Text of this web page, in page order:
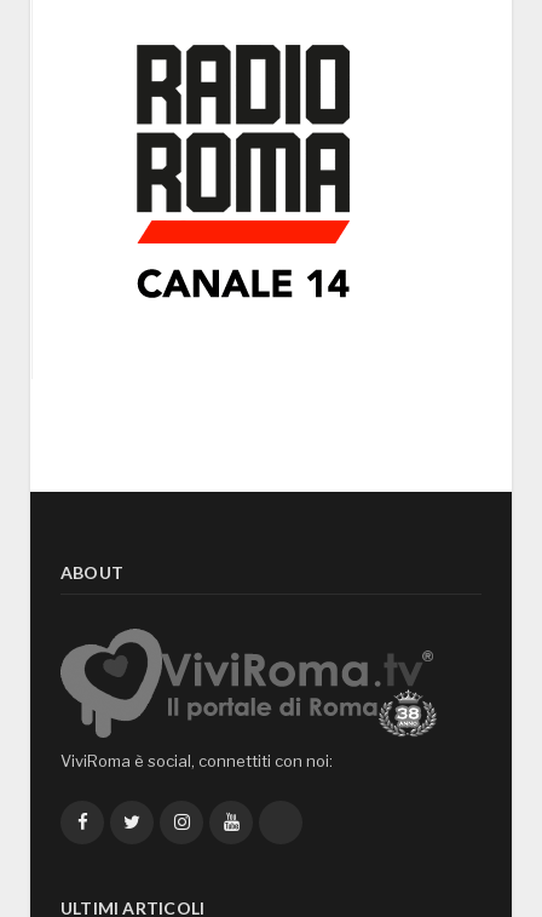
ABOUT
ViviRoma è social, connettiti con noi:
FacebookTwitterInstagramYouTube
ULTIMI ARTICOLI